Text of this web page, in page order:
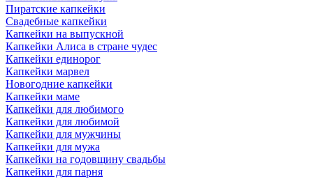
Пиратские капкейки
Свадебные капкейки
Капкейки на выпускной
Капкейки Алиса в стране чудес
Капкейки единорог
Капкейки марвел
Новогодние капкейки
Капкейки маме
Капкейки для любимого
Капкейки для любимой
Капкейки для мужчины
Капкейки для мужа
Капкейки на годовщину свадьбы
Капкейки для парня